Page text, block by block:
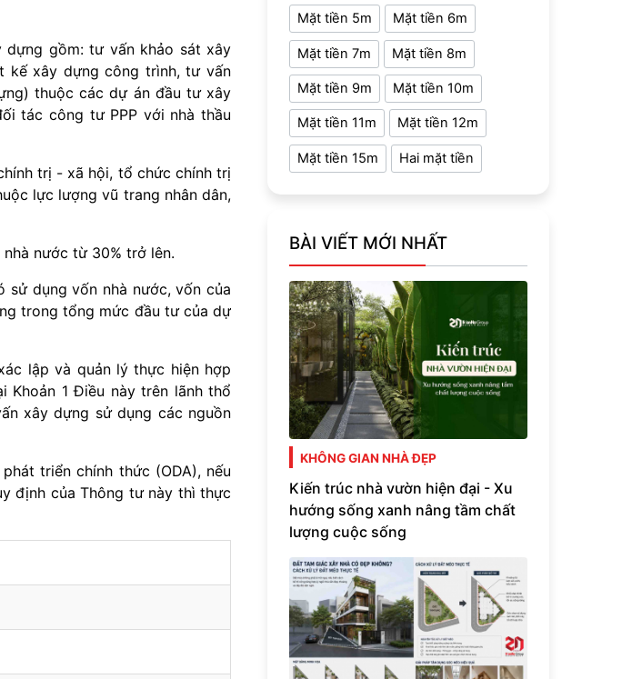
gồm: tư vấn khảo sát xây
kế xây dựng công trình, tư vấn
thuộc các dự án đầu tư xây
tác công tư PPP với nhà thầu
trị - xã hội, tổ chức chính trị
lực lượng vũ trang nhân dân,
nước từ 30% trở lên.
dụng vốn nhà nước, vốn của
trong tổng mức đầu tư của dự
lập và quản lý thực hiện hợp
1 Điều này trên lãnh thổ
xây dựng sử dụng các nguồn
triển chính thức (ODA), nếu
định của Thông tư này thì thực
Mặt tiền 5m Mặt tiền 6m
Mặt tiền 7m Mặt tiền 8m
Mặt tiền 9m Mặt tiền 10m
Mặt tiền 11m Mặt tiền 12m
Mặt tiền 15m Hai mặt tiền
BÀI VIẾT MỚI NHẤT
KHÔNG GIAN NHÀ ĐẸP
Kiến trúc nhà vườn hiện đại - Xu
hướng sống xanh nâng tầm chất
lượng cuộc sống